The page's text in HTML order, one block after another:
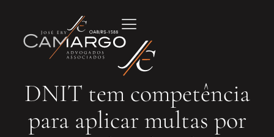
DNIT tem competência
para aplicar multas por